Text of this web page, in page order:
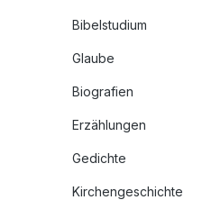
Bibelstudium
Glaube
Biografien
Erzählungen
Gedichte
Kirchengeschichte